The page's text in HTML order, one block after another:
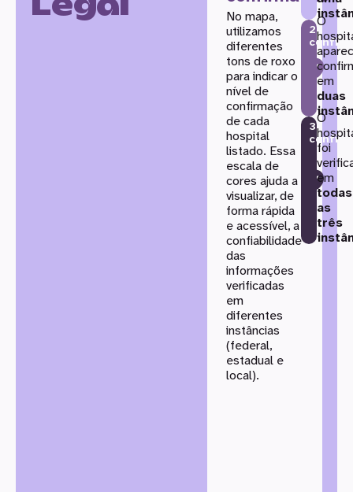
filtros
de
confirmações
para
localizar
os
hospitais
habilitados.
Selecione
o
Estado e
o
Município
para
encontrar
hospitais
mais
próximos
a
você.
Estado
No mapa,
utilizamos
diferentes
tons de roxo
para indicar o
nível de
confirmação
de cada
hospital
listado. Essa
escala de
cores ajuda a
visualizar, de
forma rápida
e acessível, a
confiabilidade
das
informações
verificadas
em
diferentes
instâncias
(federal,
estadual e
local).
2
O
em
duas
3
O
foi
em
todas
as
três